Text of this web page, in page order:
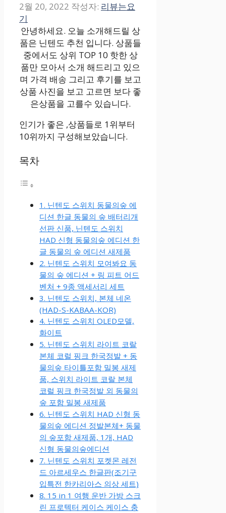
2월 20, 2022 작성자: 리뷰는요
기
안녕하세요. 오늘 소개해드릴 상
품은 닌텐도 추천 입니다. 상품들
중에서도 상위 TOP 10 핫한 상
품만 모아서 소개 해드리고 있으
며 가격 배송 그리고 후기를 보고
상품 사진을 보고 고르면 보다 좋
은상품을 고를수 있습니다.
인기가 좋은 ,상품들로 1위부터
10위까지 구성해보았습니다.
목차
1. 닌텐도 스위치 동물의숲 에
디션 한글 동물의 숲 배터리개
선판 신품, 닌텐도 스위치
HAD 신형 동물의숲 에디션 한
글 동물의 숲 에디션 새제품
2. 닌텐도 스위치 모여봐요 동
물의 숲 에디션 + 링 피트 어드
벤처 + 9종 액세서리 세트
3. 닌텐도 스위치, 본체 네온
(HAD-S-KABAA-KOR)
4. 닌텐도 스위치 OLED모델,
화이트
5. 닌텐도 스위치 라이트 코랄
본체 코럴 핑크 한국정발 + 동
물의숲 타이틀포함 밀봉 새제
품, 스위치 라이트 코랄 본체
코럴 핑크 한국정발 외 동물의
숲 포함 밀봉 새제품
6. 닌텐도 스위치 HAD 신형 동
물의숲 에디션 정발본체+ 동물
의 숲포함 새제품, 1개, HAD
신형 동물의숲에디션
7. 닌텐도 스위치 포켓몬 레전
드 아르세우스 한글판(조기구
입특전 한카리아스 의상 세트)
8. 15 in 1 여행 운반 가방 스크
린 프로텍터 케이스 케이스 충